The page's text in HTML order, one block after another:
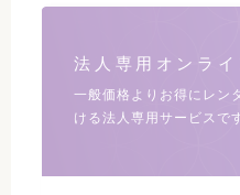
法人専用オンライ
一般価格よりお得にレン
ける法人専用サービスで